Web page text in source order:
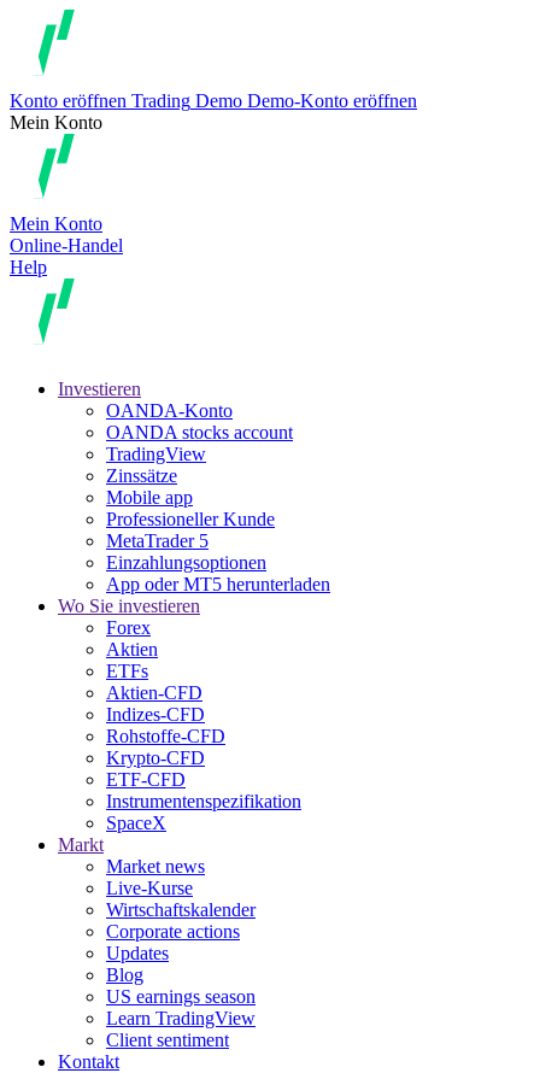
Konto eröffnen Trading Demo Demo-Konto eröffnen
Mein Konto
Mein Konto
Online-Handel
Help
Investieren
OANDA-Konto
OANDA stocks account
TradingView
Zinssätze
Mobile app
Professioneller Kunde
MetaTrader 5
Einzahlungsoptionen
App oder MT5 herunterladen
Wo Sie investieren
Forex
Aktien
ETFs
Aktien-CFD
Indizes-CFD
Rohstoffe-CFD
Krypto-CFD
ETF-CFD
Instrumentenspezifikation
SpaceX
Markt
Market news
Live-Kurse
Wirtschaftskalender
Corporate actions
Updates
Blog
US earnings season
Learn TradingView
Client sentiment
Kontakt